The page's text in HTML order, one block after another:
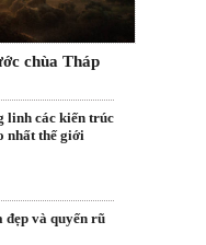
chùa Tháp
linh các kiến trúc
nhất thế giới
đẹp và quyến rũ